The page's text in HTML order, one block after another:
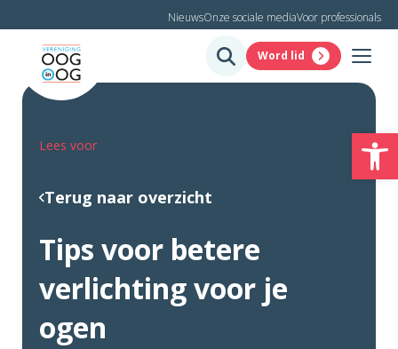
NieuwsOnze sociale mediaVoor professionals
Word lid
Lees voor
Terug naar overzicht
Tips voor betere
verlichting voor je
ogen